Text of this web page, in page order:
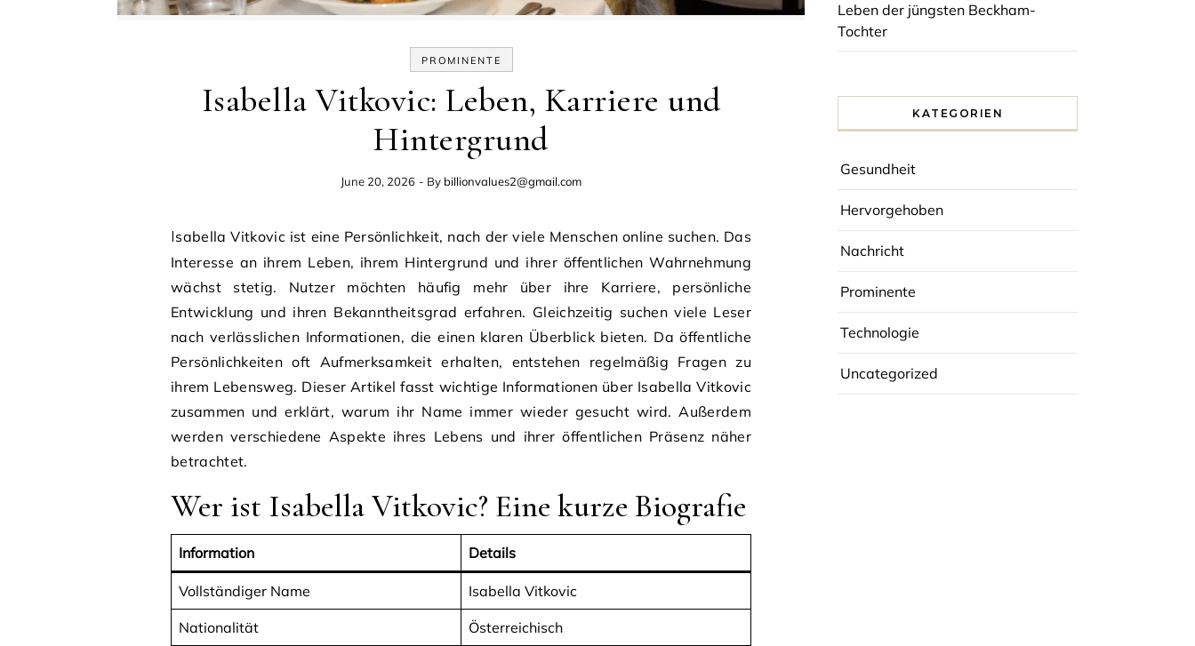
PROMINENTE
Isabella Vitkovic: Leben, Karriere und
Hintergrund
June 20, 2026 - By billionvalues2@gmail.com
Interesse an ihrem Leben, ihrem Hintergrund und ihrer öffentlichen Wahrnehmung
wächst stetig. Nutzer möchten häufig mehr über ihre Karriere, persönliche
Entwicklung und ihren Bekanntheitsgrad erfahren. Gleichzeitig suchen viele Leser
nach verlässlichen Informationen, die einen klaren Überblick bieten. Da öffentliche
Persönlichkeiten oft Aufmerksamkeit erhalten, entstehen regelmäßig Fragen zu
ihrem Lebensweg. Dieser Artikel fasst wichtige Informationen über Isabella Vitkovic
zusammen und erklärt, warum ihr Name immer wieder gesucht wird. Außerdem
werden verschiedene Aspekte ihres Lebens und ihrer öffentlichen Präsenz näher
betrachtet.
Wer ist Isabella Vitkovic? Eine kurze Biografie
Information Details
Vollständiger Name Isabella Vitkovic
Nationalität Österreichisch
Leben der jüngsten Beckham-
Tochter
KATEGORIEN
Gesundheit
Hervorgehoben
Nachricht
Prominente
Technologie
Uncategorized